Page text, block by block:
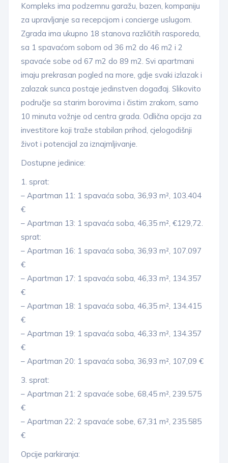
Kompleks ima podzemnu garažu, bazen, kompaniju
za upravljanje sa recepcijom i concierge uslugom.
Zgrada ima ukupno 18 stanova različitih rasporeda,
sa 1 spavaćom sobom od 36 m2 do 46 m2 i 2
spavaće sobe od 67 m2 do 89 m2. Svi apartmani
imaju prekrasan pogled na more, gdje svaki izlazak i
zalazak sunca postaje jedinstven događaj. Slikovito
područje sa starim borovima i čistim zrakom, samo
10 minuta vožnje od centra grada. Odlična opcija za
investitore koji traže stabilan prihod, cjelogodišnji
život i potencijal za iznajmljivanje.
Dostupne jedinice:
1. sprat:
– Apartman 11: 1 spavaća soba, 36,93 m², 103.404
€
– Apartman 13: 1 spavaća soba, 46,35 m², €129,72.
sprat:
– Apartman 16: 1 spavaća soba, 36,93 m², 107.097
€
– Apartman 17: 1 spavaća soba, 46,33 m², 134.357
€
– Apartman 18: 1 spavaća soba, 46,35 m², 134.415
€
– Apartman 19: 1 spavaća soba, 46,33 m², 134.357
€
– Apartman 20: 1 spavaća soba, 36,93 m², 107,09 €
3. sprat:
– Apartman 21: 2 spavaće sobe, 68,45 m², 239.575
€
– Apartman 22: 2 spavaće sobe, 67,31 m², 235.585
€
Opcije parkiranja: